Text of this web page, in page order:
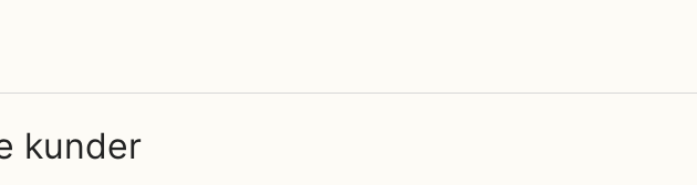
kunder